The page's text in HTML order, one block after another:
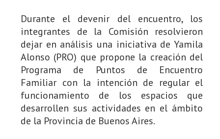
Durante el devenir del encuentro, los
integrantes de la Comisión resolvieron
dejar en análisis una iniciativa de Yamila
Alonso (PRO) que propone la creación del
Programa de Puntos de Encuentro
Familiar con la intención de regular el
funcionamiento de los espacios que
desarrollen sus actividades en el ámbito
de la Provincia de Buenos Aires.